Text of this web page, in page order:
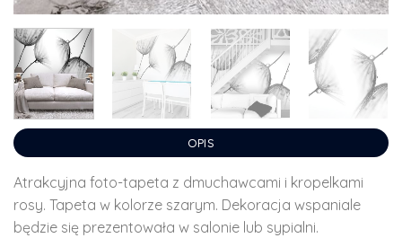
OPIS
Atrakcyjna foto-tapeta z dmuchawcami i kropelkami
rosy. Tapeta w kolorze szarym. Dekoracja wspaniale
będzie się prezentowała w salonie lub sypialni.